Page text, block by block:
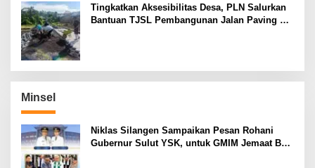
Tingkatkan Aksesibilitas Desa, PLN Salurkan
Bantuan TJSL Pembangunan Jalan Paving di
Minsel
Niklas Silangen Sampaikan Pesan Rohani
Gubernur Sulut YSK, untuk GMIM Jemaat Bait